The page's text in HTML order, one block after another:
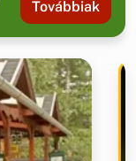
Továbbiak